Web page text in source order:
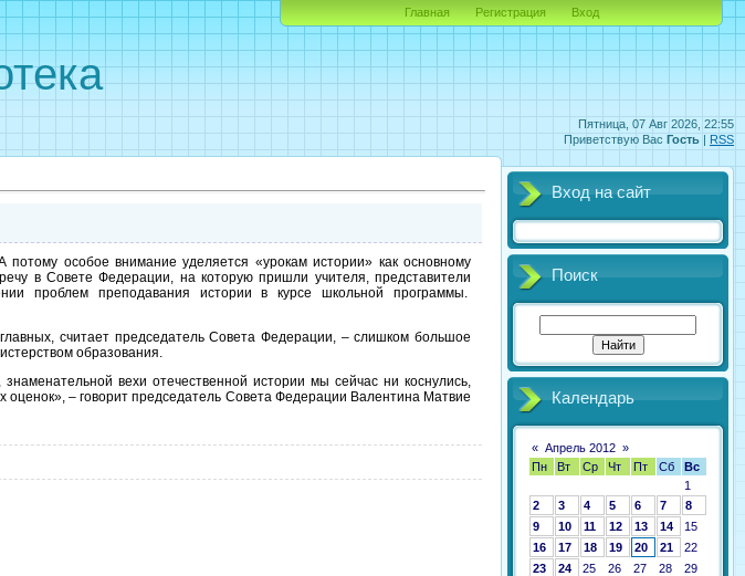
Пятница, 07 Авг 2026, 22:55
Приветствую Вас Гость | RSS
Главная Регистрация Вход
особое внимание уделяется «урокам истории» как основному
в Совете Федерации, на которую пришли учителя, представители
проблем преподавания истории в курсе школьной программы.
считает председатель Совета Федерации, – слишком большое
образования.
вехи отечественной истории мы сейчас ни коснулись,
– говорит председатель Совета Федерации Валентина Матвие
Вход на сайт
Поиск
Календарь
« Апрель 2012 »
Пн
Вт Ср Чт Пт Сб
Вс
1
2
3 4 5 6 7
8
9
10 11 12 13 14
15
16
17 18 19 20 21
22
23
24 25 26 27 28
29